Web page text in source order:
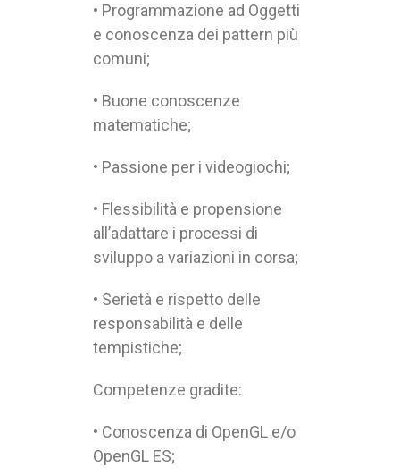
• Programmazione ad Oggetti
e conoscenza dei pattern più
comuni;
• Buone conoscenze
matematiche;
• Passione per i videogiochi;
• Flessibilità e propensione
all’adattare i processi di
sviluppo a variazioni in corsa;
• Serietà e rispetto delle
responsabilità e delle
tempistiche;
Competenze gradite:
• Conoscenza di OpenGL e/o
OpenGL ES;